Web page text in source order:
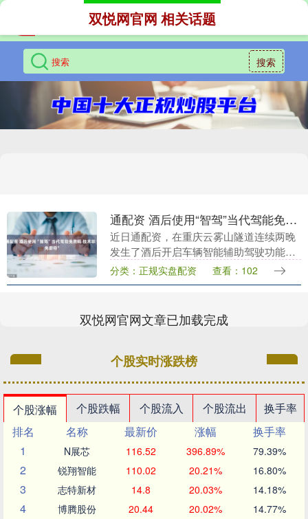
搜索
双悦网官网 相关话题
通配资 酒后使用“智驾”当代驾能免责吗 技术非“免罪符”
近日通配资，在重庆云雾山隧道连续两晚
发生了酒后开启车辆智能辅助驾驶功能并
在隧道内沉睡的事件，引起广泛关注。这
些案例打破了部分驾驶员将“智驾”等同
分类：正规实盘配资 查看：102
双悦网官网文章已加载完成
个股实时涨跌榜
个股涨幅 个股跌幅 个股流入 个股流出
换手率
排名
名称 最新价 涨幅
换手率
1
N展芯 116.52 396.89% 79.39%
2 锐翔智能 110.02 20.21% 16.80%
3 志特新材 14.8 20.03% 14.18%
4 博腾股份 20.44 20.02% 14.77%